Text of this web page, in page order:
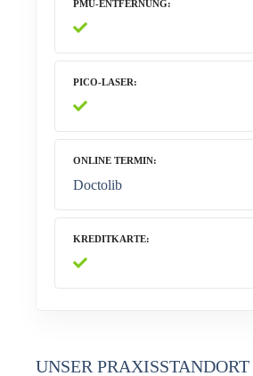
PMU-ENTFERNUNG
PICO-LASER
ONLINE TERMIN
Doctolib
KREDITKARTE
UNSER PRAXISSTANDORT